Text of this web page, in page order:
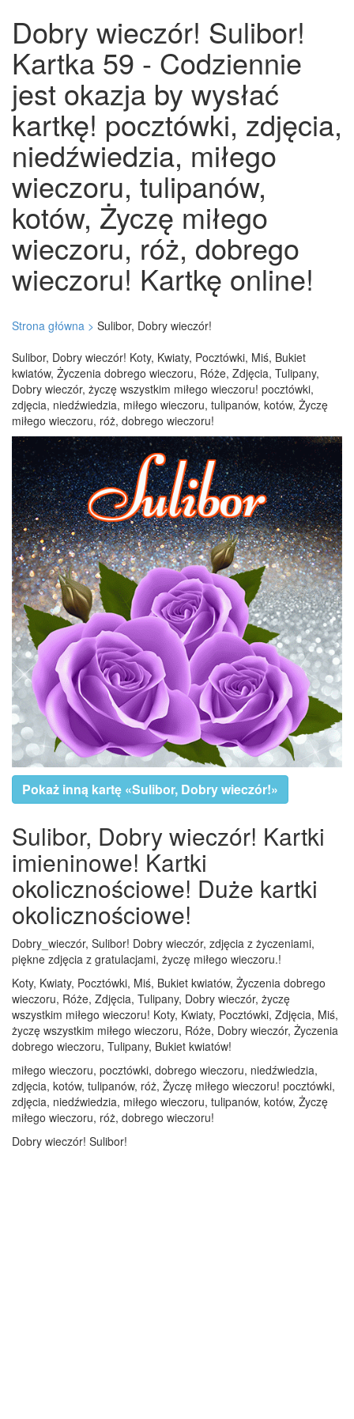
Dobry wieczór! Sulibor!
Kartka 59 - Codziennie
jest okazja by wysłać
kartkę! pocztówki, zdjęcia,
niedźwiedzia, miłego
wieczoru, tulipanów,
kotów, Życzę miłego
wieczoru, róż, dobrego
wieczoru! Kartkę online!
Strona główna > Sulibor, Dobry wieczór!
Sulibor, Dobry wieczór! Koty, Kwiaty, Pocztówki, Miś, Bukiet
kwiatów, Życzenia dobrego wieczoru, Róże, Zdjęcia, Tulipany,
Dobry wieczór, życzę wszystkim miłego wieczoru! pocztówki,
zdjęcia, niedźwiedzia, miłego wieczoru, tulipanów, kotów, Życzę
miłego wieczoru, róż, dobrego wieczoru!
Pokaż inną kartę «Sulibor, Dobry wieczór!»
Sulibor, Dobry wieczór! Kartki
imieninowe! Kartki
okolicznościowe! Duże kartki
okolicznościowe!
Dobry_wieczór, Sulibor! Dobry wieczór, zdjęcia z życzeniami,
piękne zdjęcia z gratulacjami, życzę miłego wieczoru.!
Koty, Kwiaty, Pocztówki, Miś, Bukiet kwiatów, Życzenia dobrego
wieczoru, Róże, Zdjęcia, Tulipany, Dobry wieczór, życzę
wszystkim miłego wieczoru! Koty, Kwiaty, Pocztówki, Zdjęcia, Miś,
życzę wszystkim miłego wieczoru, Róże, Dobry wieczór, Życzenia
dobrego wieczoru, Tulipany, Bukiet kwiatów!
miłego wieczoru, pocztówki, dobrego wieczoru, niedźwiedzia,
zdjęcia, kotów, tulipanów, róż, Życzę miłego wieczoru! pocztówki,
zdjęcia, niedźwiedzia, miłego wieczoru, tulipanów, kotów, Życzę
miłego wieczoru, róż, dobrego wieczoru!
Dobry wieczór! Sulibor!